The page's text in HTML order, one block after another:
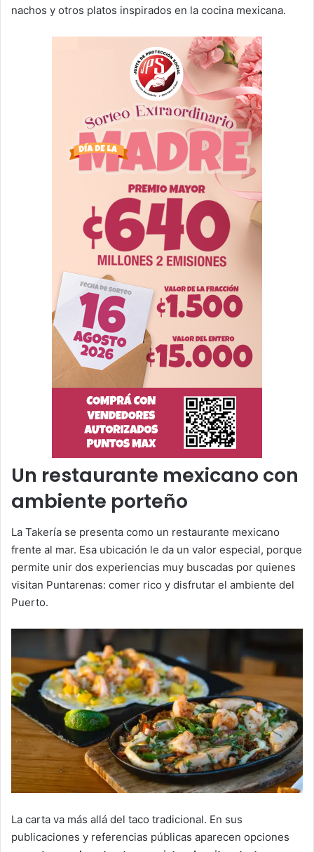
nachos y otros platos inspirados en la cocina mexicana.
Un restaurante mexicano con
ambiente porteño
La Takería se presenta como un restaurante mexicano
frente al mar. Esa ubicación le da un valor especial, porque
permite unir dos experiencias muy buscadas por quienes
visitan Puntarenas: comer rico y disfrutar el ambiente del
Puerto.
La carta va más allá del taco tradicional. En sus
publicaciones y referencias públicas aparecen opciones